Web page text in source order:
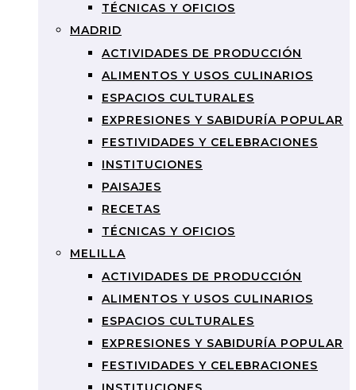
TÉCNICAS Y OFICIOS
MADRID
ACTIVIDADES DE PRODUCCIÓN
ALIMENTOS Y USOS CULINARIOS
ESPACIOS CULTURALES
EXPRESIONES Y SABIDURÍA POPULAR
FESTIVIDADES Y CELEBRACIONES
INSTITUCIONES
PAISAJES
RECETAS
TÉCNICAS Y OFICIOS
MELILLA
ACTIVIDADES DE PRODUCCIÓN
ALIMENTOS Y USOS CULINARIOS
ESPACIOS CULTURALES
EXPRESIONES Y SABIDURÍA POPULAR
FESTIVIDADES Y CELEBRACIONES